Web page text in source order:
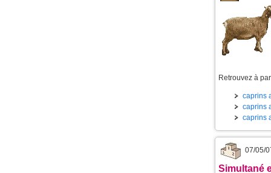
Retrouvez à
caprins
caprins
caprins
07/05/
Simultané